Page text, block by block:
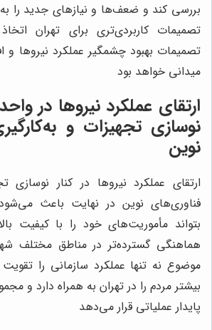
بررسی کند و ضعف‌ها و نیازهای جدید را
تصمیمات کاربردی‌تری برای تهران
تصمیمات بهبود چشمگیر عملکرد نیروها و
میدانی خواهد بود
ارتقای عملکرد نیروها در
نوسازی تجهیزات و
نوین
ارتقای عملکرد نیروها در کنار نوسازی
فناوری‌های نوین در نهایت باعث
بتواند مأموریت‌های خود را با کیفیت
هماهنگی گسترده‌تر در مناطق مختلف
موضوع نه تنها عملکرد سازمانی را
بیشتر مردم را در تهران به همراه دارد و
پایدار عملیاتی قرار می‌دهد